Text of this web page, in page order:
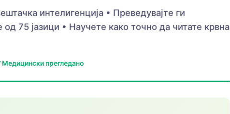
интелигенција • Преведувајте ги
75 јазици • Научете како точно да читате крвна
Медицински прегледано